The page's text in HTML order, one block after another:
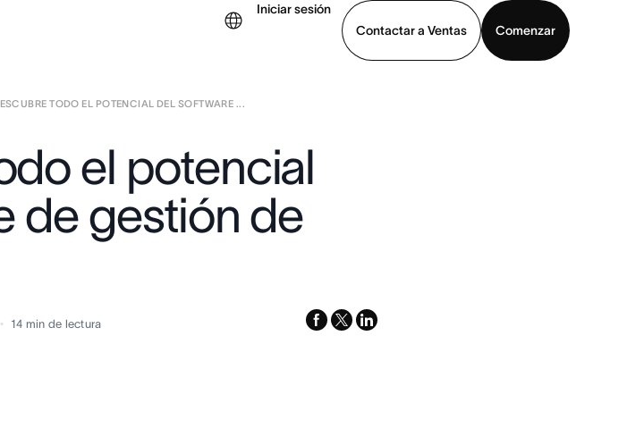
Iniciar sesión
Contactar a Ventas
Comenzar
Contactar a Ventas Ver demo
TODO EL POTENCIAL DEL SOFTWARE ...
el potencial
de gestión de
14 min de lectura facebook
x-
linkedin